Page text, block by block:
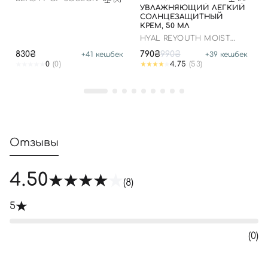
830₴ +41 кешбек
0 (0)
УВЛАЖНЯЮЩИЙ ЛЕГКИЙ
СОЛНЦЕЗАЩИТНЫЙ
КРЕМ, 50 МЛ
HYAL REYOUTH MOIST
790₴990₴ +39 кешбек
4.75 (53)
Отзывы
4.50 (8)
5
(0)
Войти с помощью e-mail